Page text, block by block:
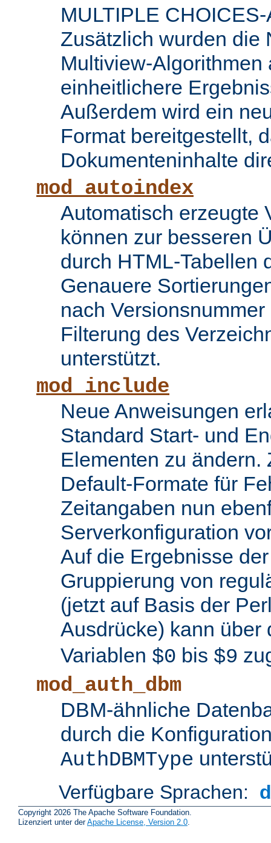
MULTIPLE
Zusätzlich wurden die
Multiview-Algorithmen
einheitlichere
Außerdem wird ein
Format bereitgestellt,
Dokumenteninhalte
mod_autoindex
Automatisch erzeugte
können zur besseren
durch HTML-Tabellen
Genauere
nach
Filterung des
unterstützt.
mod_include
Neue Anweisungen
Standard Start- und
Elementen zu ändern.
Default-Formate für
Zeitangaben nun
Serverkonfiguration
Auf die Ergebnisse
Gruppierung von
(jetzt auf Basis der
Ausdrücke) kann über
Variablen $0 bis $9
mod_auth_dbm
DBM-ähnliche
durch die
AuthDBMType
Verfügbare Sprachen:
Copyright 2026 The Apache Software Foundation.
Lizenziert unter derApache License, Version 2.0.